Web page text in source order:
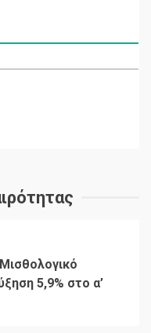
5,9% στο α’